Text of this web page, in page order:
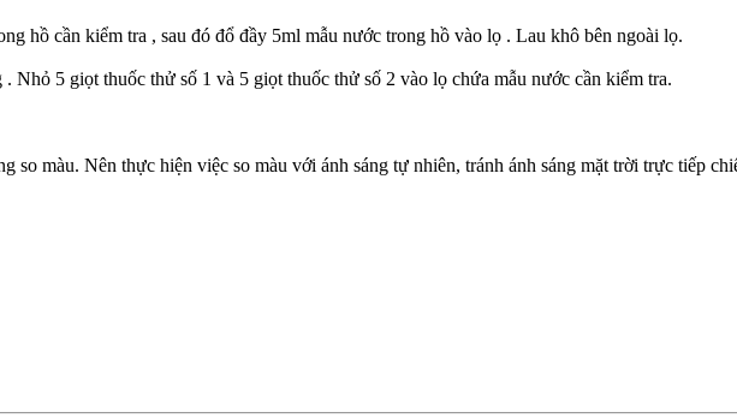
hồ cần kiểm tra , sau đó đổ đầy 5ml mẫu nước trong hồ vào lọ . Lau khô bên ngoài lọ.
Nhỏ 5 giọt thuốc thử số 1 và 5 giọt thuốc thử số 2 vào lọ chứa mẫu nước cần kiểm tra.
so màu. Nên thực hiện việc so màu với ánh sáng tự nhiên, tránh ánh sáng mặt trời trực tiếp